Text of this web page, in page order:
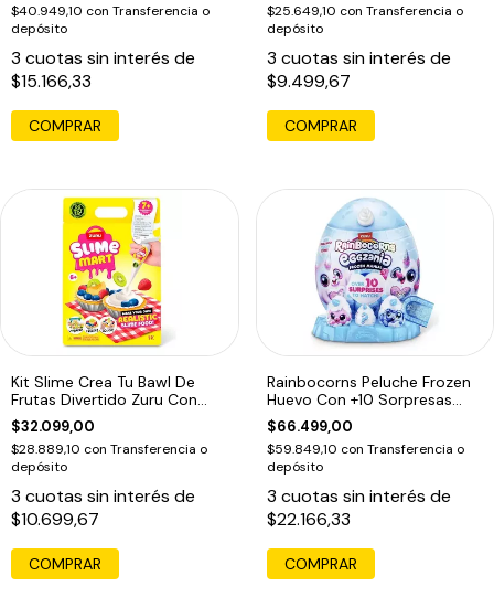
$40.949,10 con Transferencia o
depósito
3 cuotas sin interés de
$15.166,33
$25.649,10 con Transferencia o
depósito
3 cuotas sin interés de
$9.499,67
Kit Slime Crea Tu Bawl De
Frutas Divertido Zuru Con
Embalaje Adicional
$32.099,00
$28.889,10 con Transferencia o
depósito
3 cuotas sin interés de
$10.699,67
Rainbocorns Peluche Frozen
Huevo Con +10 Sorpresas
Agua
$66.499,00
$59.849,10 con Transferencia o
depósito
3 cuotas sin interés de
$22.166,33